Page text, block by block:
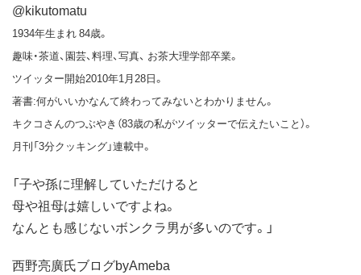
@kikutomatu
1934年生まれ 84歳。
趣味・茶道、園芸、料理、写真、 お茶大理学部卒業。
ツイッター開始2010年1月28日。
著書:何がいいかなんて終わってみないとわかりません。
キクコさんのつぶやき（83歳の私がツイッターで伝えたいこと）。
月刊「3分クッキング」連載中。
「子や孫に理解していただけると
母や祖母は嬉しいですよね。
なんとも感じないボンクラ男が多いのです。」
西野亮廣氏ブログbyAmeba